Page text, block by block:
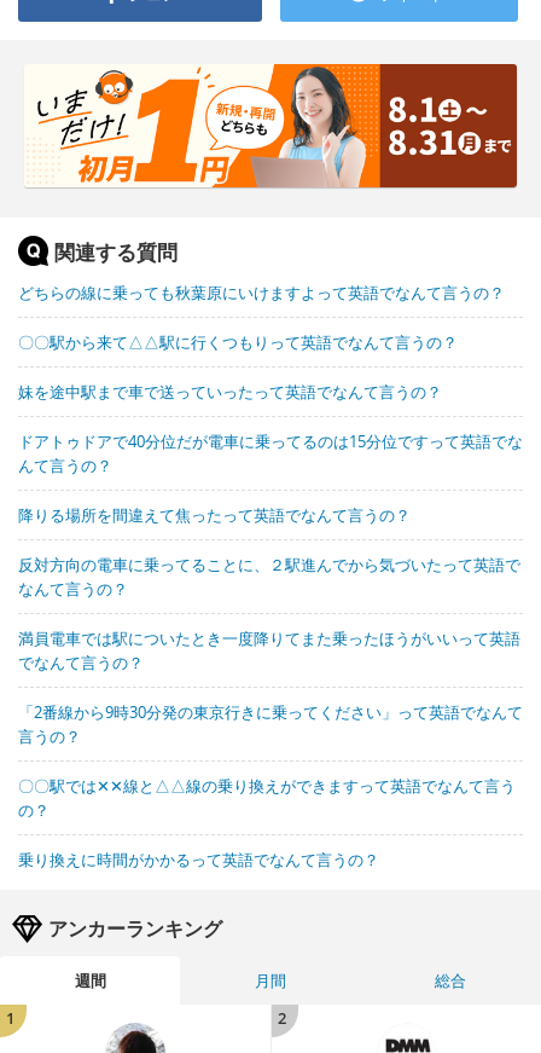
関連する質問
どちらの線に乗っても秋葉原にいけますよって英語でなんて言うの？
〇〇駅から来て△△駅に行くつもりって英語でなんて言うの？
妹を途中駅まで車で送っていったって英語でなんて言うの？
ドアトゥドアで40分位だが電車に乗ってるのは15分位ですって英語でな
んて言うの？
降りる場所を間違えて焦ったって英語でなんて言うの？
反対方向の電車に乗ってることに、２駅進んでから気づいたって英語で
なんて言うの？
満員電車では駅についたとき一度降りてまた乗ったほうがいいって英語
でなんて言うの？
「2番線から9時30分発の東京行きに乗ってください」って英語でなんて
言うの？
〇〇駅では✕✕線と△△線の乗り換えができますって英語でなんて言う
の？
乗り換えに時間がかかるって英語でなんて言うの？
アンカーランキング
週間 月間
総合
1
2